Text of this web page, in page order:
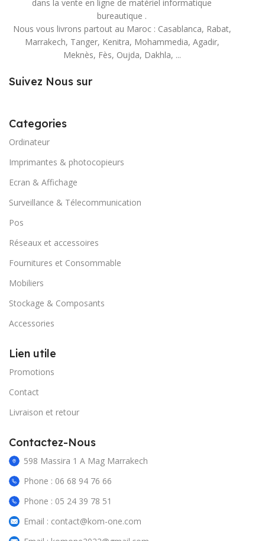
dans la vente en ligne de matériel informatique
bureautique .
Nous vous livrons partout au Maroc : Casablanca, Rabat,
Marrakech, Tanger, Kenitra, Mohammedia, Agadir,
Meknès, Fès, Oujda, Dakhla, ...
Suivez Nous sur
Categories
Ordinateur
Imprimantes & photocopieurs
Ecran & Affichage
Surveillance & Télecommunication
Pos
Réseaux et accessoires
Fournitures et Consommable
Mobiliers
Stockage & Composants
Accessories
Lien utile
Promotions
Contact
Livraison et retour
Contactez-Nous
598 Massira 1 A Mag Marrakech
Phone : 06 68 94 76 66
Phone : 05 24 39 78 51
Email : contact@kom-one.com